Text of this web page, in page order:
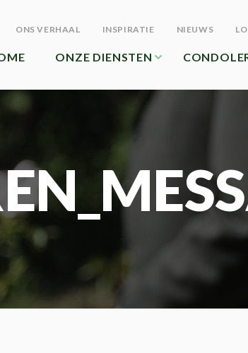
ONS VERHAAL INSPIRATIE NIEUWS
ONZE DIENSTEN